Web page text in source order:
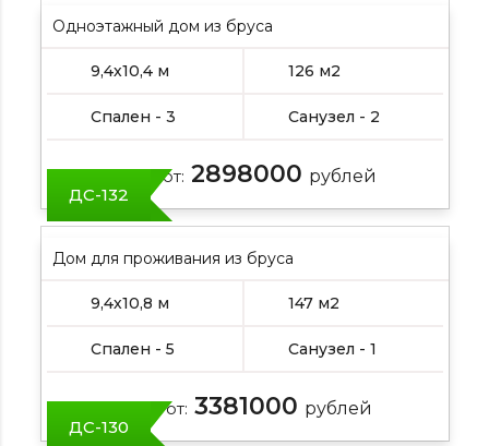
Одноэтажный дом из бруса
9,4х10,4 м 126 м2
Спален - 3 Санузел - 2
Цена от: 2898000 рублей
ДС-132
Дом для проживания из бруса
9,4х10,8 м 147 м2
Спален - 5 Санузел - 1
Цена от: 3381000 рублей
ДС-130